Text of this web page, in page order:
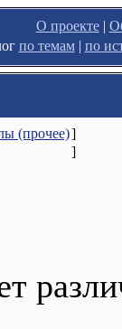
О проекте|
по темам| по
(прочее)]
]